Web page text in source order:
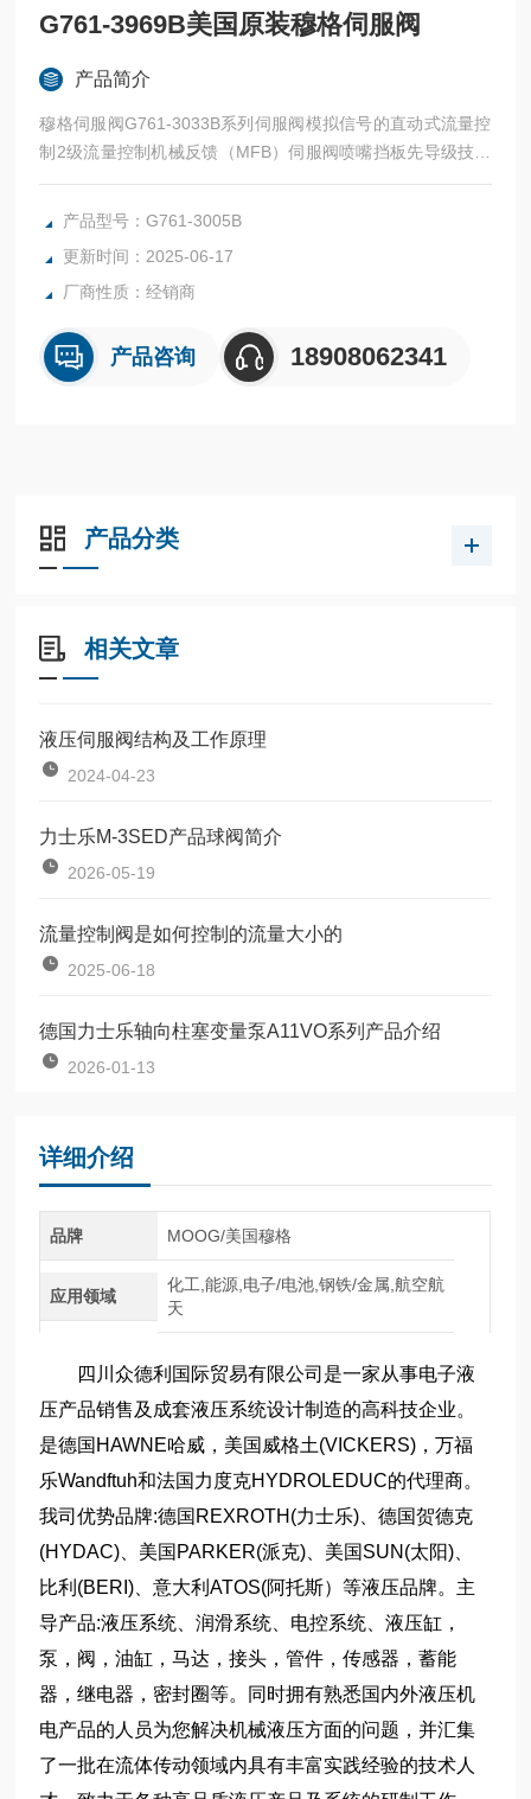
G761-3969B美国原装穆格伺服阀
产品简介
穆格伺服阀G761-3033B系列伺服阀模拟信号的直动式流量控
制2级流量控制机械反馈（MFB）伺服阀喷嘴挡板先导级技术
提供高动态、高分辨率和低滞后高阀芯驱动力和坚固的设计确
保长寿命运行紧凑的设计使应用占地面积有限本质安全型（G
的产品的应用.
G761-3969B美国原装穆格伺服阀
产品型号：G761-3005B
更新时间：2025-06-17
厂商性质：经销商
产品咨询 18908062341
产品分类
相关文章
液压伺服阀结构及工作原理
2024-04-23
力士乐M-3SED产品球阀简介
2026-05-19
流量控制阀是如何控制的流量大小的
2025-06-18
德国力士乐轴向柱塞变量泵A11VO系列产品介绍
2026-01-13
详细介绍
品牌 MOOG/美国穆格
应用领域
化工,能源,电子/电池,钢铁/金属,航空航
天
四川众德利国际贸易有限公司是一家从事电子液
压产品销售及成套液压系统设计制造的高科技企业。
是德国HAWNE哈威，美国威格土(VICKERS)，万福
乐Wandftuh和法国力度克HYDROLEDUC的代理商。
我司优势品牌:德国REXROTH(力士乐)、德国贺德克
(HYDAC)、美国PARKER(派克)、美国SUN(太阳)、
比利(BERI)、意大利ATOS(阿托斯）等液压品牌。主
导产品:液压系统、润滑系统、电控系统、液压缸，
泵，阀，油缸，马达，接头，管件，传感器，蓄能
器，继电器，密封圈等。同时拥有熟悉国内外液压机
电产品的人员为您解决机械液压方面的问题，并汇集
了一批在流体传动领域内具有丰富实践经验的技术人